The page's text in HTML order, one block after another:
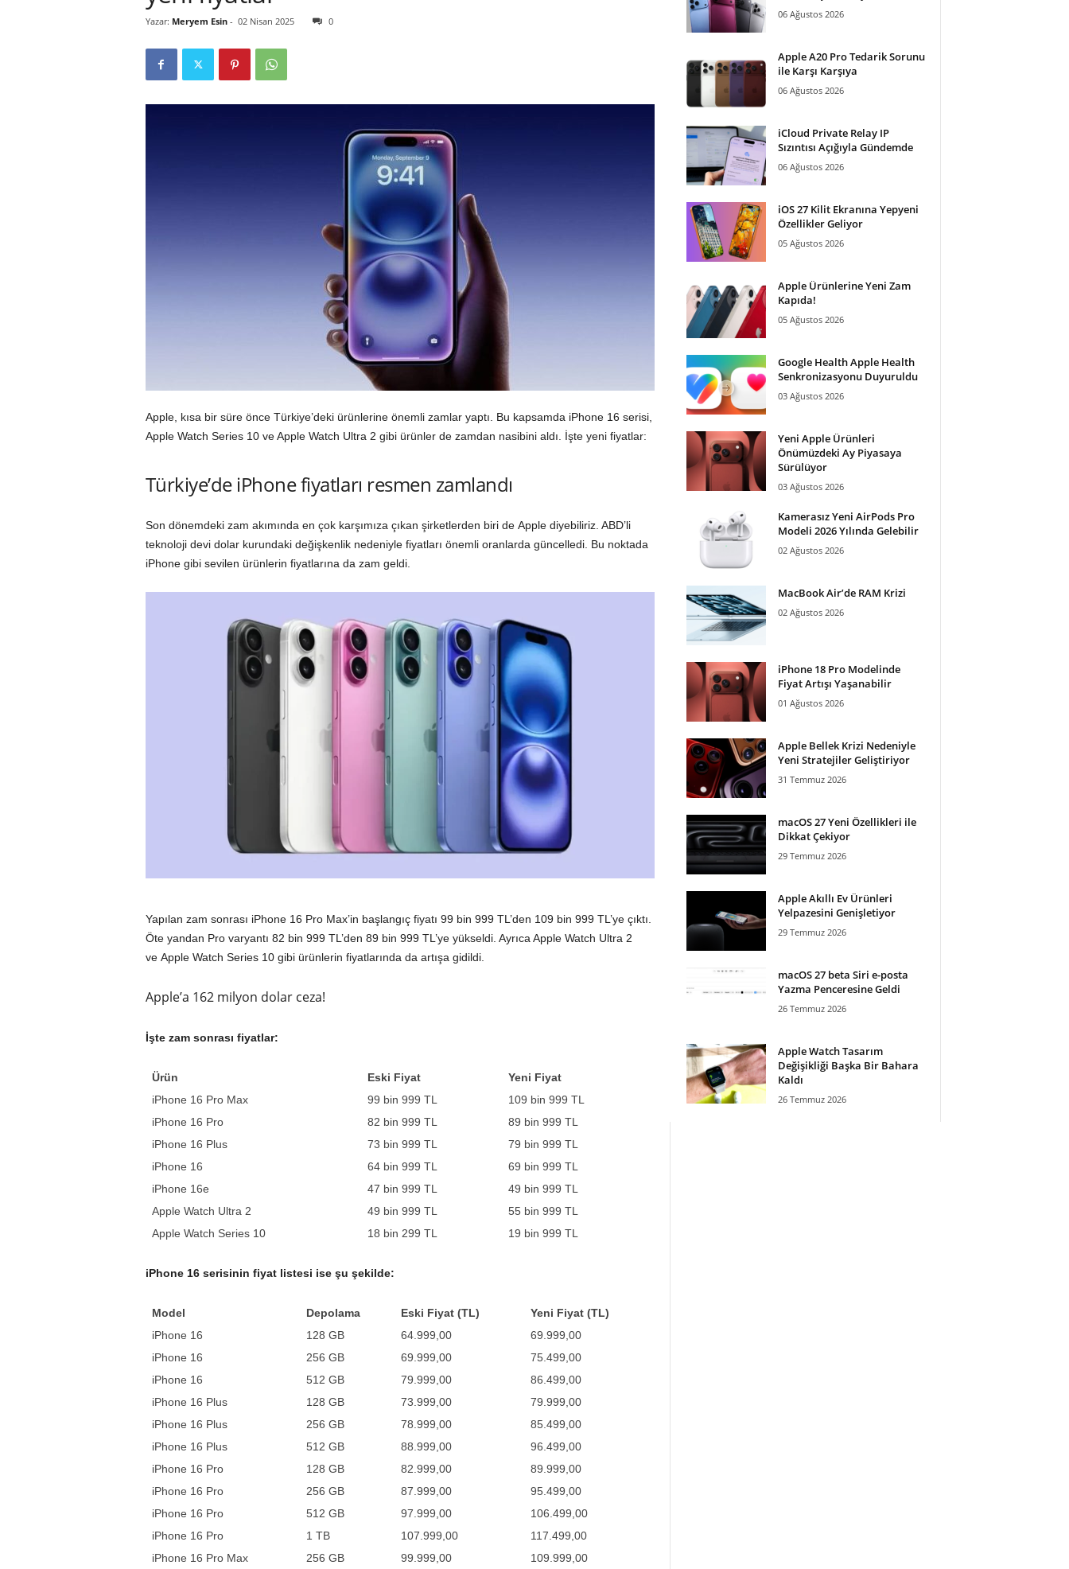
i
Yazar: Meryem Esin- 02 Nisan 2025 0
Apple, kısa bir süre önce Türkiye’deki ürünlerine önemli zamlar yaptı. Bu kapsamda iPhone 16 serisi,
Apple Watch Series 10 ve Apple Watch Ultra 2 gibi ürünler de zamdan nasibini aldı. İşte yeni fiyatlar:
Türkiye’de iPhone fiyatları resmen zamlandı
Son dönemdeki zam akımında en çok karşımıza çıkan şirketlerden biri de Apple diyebiliriz. ABD’li
teknoloji devi dolar kurundaki değişkenlik nedeniyle fiyatları önemli oranlarda güncelledi. Bu noktada
iPhone gibi sevilen ürünlerin fiyatlarına da zam geldi.
Yapılan zam sonrası iPhone 16 Pro Max’in başlangıç fiyatı 99 bin 999 TL’den 109 bin 999 TL’ye çıktı.
Öte yandan Pro varyantı 82 bin 999 TL’den 89 bin 999 TL’ye yükseldi. Ayrıca Apple Watch Ultra 2
ve Apple Watch Series 10 gibi ürünlerin fiyatlarında da artışa gidildi.
Apple’a 162 milyon dolar ceza!
İşte zam sonrası fiyatlar:
Ürün Eski Fiyat
Yeni Fiyat
iPhone 16 Pro Max
99 bin 999 TL
109 bin 999 TL
iPhone 16 Pro
82 bin 999 TL
89 bin 999 TL
iPhone 16 Plus
73 bin 999 TL
79 bin 999 TL
iPhone 16
64 bin 999 TL
69 bin 999 TL
iPhone 16e
47 bin 999 TL
49 bin 999 TL
Apple Watch Ultra 2
49 bin 999 TL
55 bin 999 TL
Apple Watch Series 10
18 bin 299 TL 19 bin 999 TL
iPhone 16 serisinin fiyat listesi ise şu şekilde:
Model Depolama Eski Fiyat (TL)
Yeni Fiyat (TL)
iPhone 16
128 GB 64.999,00
69.999,00
iPhone 16
256 GB 69.999,00
75.499,00
iPhone 16
512 GB 79.999,00
86.499,00
iPhone 16 Plus
128 GB 73.999,00
79.999,00
iPhone 16 Plus
256 GB 78.999,00
85.499,00
iPhone 16 Plus
512 GB 88.999,00
96.499,00
iPhone 16 Pro
128 GB 82.999,00
89.999,00
iPhone 16 Pro
256 GB 87.999,00
95.499,00
iPhone 16 Pro
512 GB 97.999,00
106.499,00
iPhone 16 Pro
1 TB 107.999,00
117.499,00
iPhone 16 Pro Max
256 GB 99.999,00
109.999,00
06 Ağustos 2026
Apple A20 Pro Tedarik Sorunu
ile Karşı Karşıya
06 Ağustos 2026
iCloud Private Relay IP
Sızıntısı Açığıyla Gündemde
06 Ağustos 2026
iOS 27 Kilit Ekranına Yepyeni
Özellikler Geliyor
05 Ağustos 2026
Apple Ürünlerine Yeni Zam
Kapıda!
05 Ağustos 2026
Google Health Apple Health
Senkronizasyonu Duyuruldu
03 Ağustos 2026
Yeni Apple Ürünleri
Önümüzdeki Ay Piyasaya
Sürülüyor
03 Ağustos 2026
Kamerasız Yeni AirPods Pro
Modeli 2026 Yılında Gelebilir
02 Ağustos 2026
MacBook Air’de RAM Krizi
02 Ağustos 2026
iPhone 18 Pro Modelinde
Fiyat Artışı Yaşanabilir
01 Ağustos 2026
Apple Bellek Krizi Nedeniyle
Yeni Stratejiler Geliştiriyor
31 Temmuz 2026
macOS 27 Yeni Özellikleri ile
Dikkat Çekiyor
29 Temmuz 2026
Apple Akıllı Ev Ürünleri
Yelpazesini Genişletiyor
29 Temmuz 2026
macOS 27 beta Siri e-posta
Yazma Penceresine Geldi
26 Temmuz 2026
Apple Watch Tasarım
Değişikliği Başka Bir Bahara
Kaldı
26 Temmuz 2026